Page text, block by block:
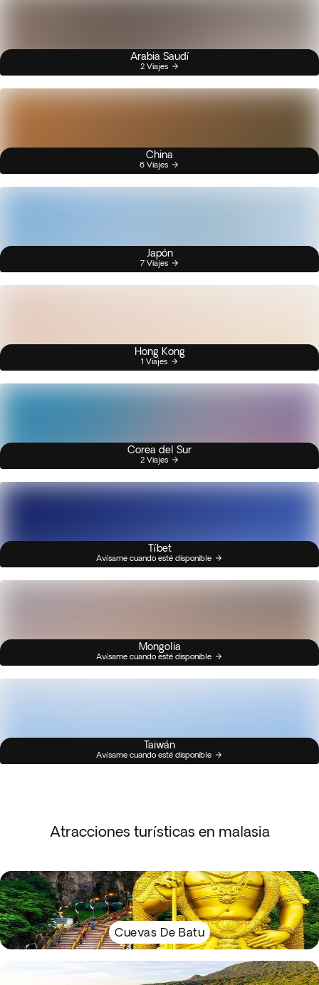
Arabia Saudí
2 Viajes
China
6 Viajes
Japón
7 Viajes
Hong Kong
1 Viajes
Corea del Sur
2 Viajes
Tíbet
Avísame cuando esté disponible
Mongolia
Avísame cuando esté disponible
Taiwán
Avísame cuando esté disponible
Atracciones turísticas en malasia
Cuevas De Batu